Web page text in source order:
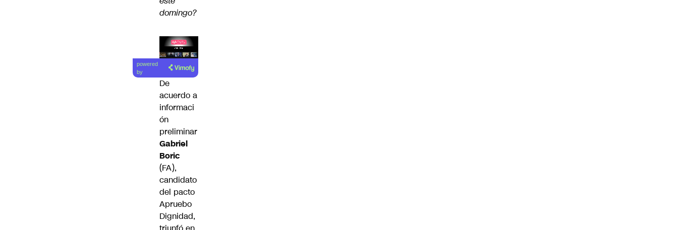
domingo?
Lea el
artículo
powered
by
De
acuerdo a
informaci
ón
preliminar
Gabriel
Boric
(FA),
candidato
del pacto
Apruebo
Dignidad,